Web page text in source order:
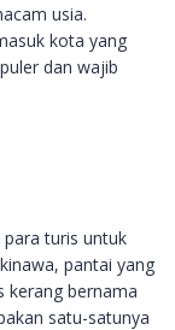
usia.
kota yang
dan wajib
turis untuk
pantai yang
kerang bernama
satu-satunya